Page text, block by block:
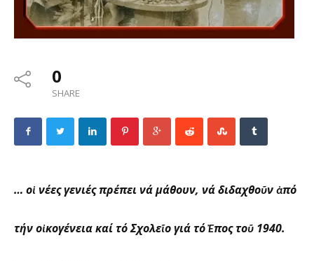
0
SHARE
… οἱ νέες γενιές πρέπει νά μάθουν, νά διδαχθοῦν ἀπό
τήν οἰκογένεια καί τό Σχολεῖο γιά τό Ἔπος τοῦ 1940.